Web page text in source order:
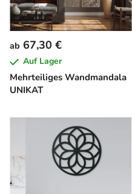
Mehrteiliges Wandmandala
UNIKAT
ab 67,30 €
Auf Lager